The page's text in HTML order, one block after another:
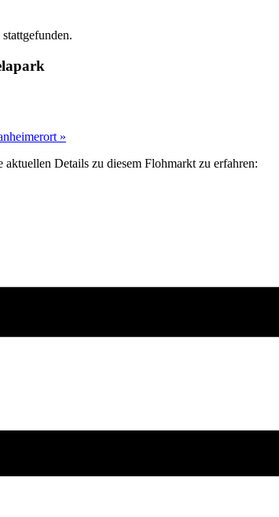
»
aktuellen Details zu diesem Flohmarkt zu erfahren: